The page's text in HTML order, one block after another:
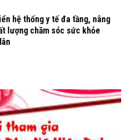
hệ thống y tế đa tầng, nâng
lượng chăm sóc sức khỏe